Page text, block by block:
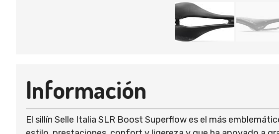
Información
El sillín Selle Italia SLR Boost Superflow es el más